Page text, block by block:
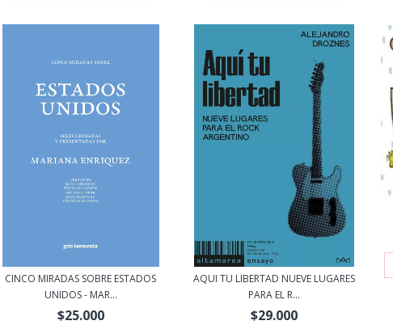
CINCO MIRADAS SOBRE ESTADOS
UNIDOS - MAR...
$25.000
AQUI TU LIBERTAD NUEVE LUGARES
PARA EL R...
$29.000